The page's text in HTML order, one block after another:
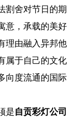
割舍对节日的期
意，承载的美好
理由融入异邦他
属于自己的文化
向度流通的国际
是自贡彩灯公司